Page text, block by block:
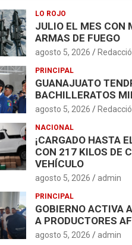
LO ROJO
JULIO EL MES CON
ARMAS DE FUEGO
agosto 5, 2026
PRINCIPAL
GUANAJUATO
BACHILLERATOS
agosto 5, 2026
NACIONAL
¡CARGADO HASTA
CON 217 KILOS DE
VEHÍCULO
agosto 5, 2026 admin
PRINCIPAL
GOBIERNO ACTIVA
A PRODUCTORES
agosto 5, 2026 admin